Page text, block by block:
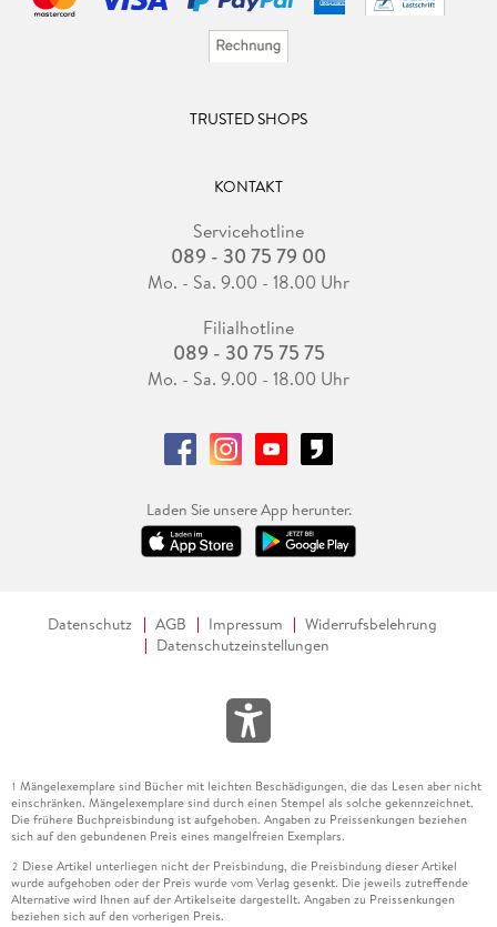
TRUSTED SHOPS
KONTAKT
Servicehotline
089 - 30 75 79 00
Mo. - Sa. 9.00 - 18.00 Uhr
Filialhotline
089 - 30 75 75 75
Mo. - Sa. 9.00 - 18.00 Uhr
Laden Sie unsere App herunter.
Datenschutz AGB Impressum
Widerrufsbelehrung
Datenschutzeinstellungen
1 Mängelexemplare sind Bücher mit leichten Beschädigungen, die das Lesen aber nicht
einschränken. Mängelexemplare sind durch einen Stempel als solche gekennzeichnet.
Die frühere Buchpreisbindung ist aufgehoben. Angaben zu Preissenkungen beziehen
sich auf den gebundenen Preis eines mangelfreien Exemplars.
2 Diese Artikel unterliegen nicht der Preisbindung, die Preisbindung dieser Artikel
wurde aufgehoben oder der Preis wurde vom Verlag gesenkt. Die jeweils zutreffende
Alternative wird Ihnen auf der Artikelseite dargestellt. Angaben zu Preissenkungen
beziehen sich auf den vorherigen Preis.